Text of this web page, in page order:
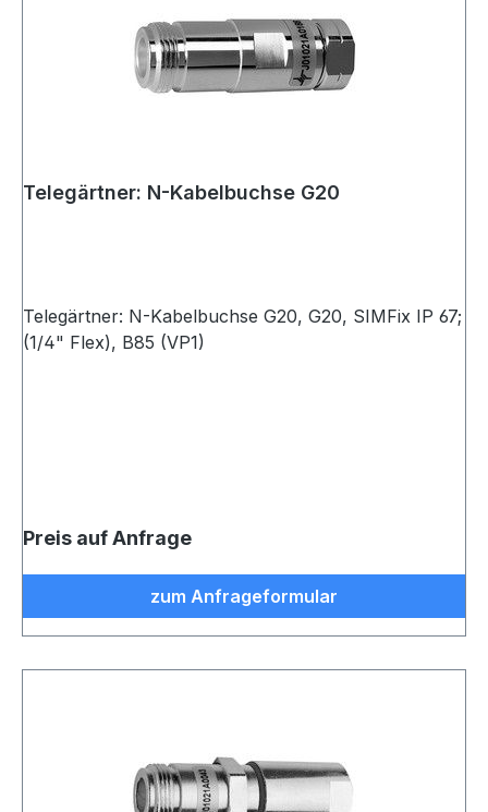
Telegärtner: N-Kabelbuchse G20
Telegärtner: N-Kabelbuchse G20, G20, SIMFix IP 67;
(1/4" Flex), B85 (VP1)
Preis auf Anfrage
zum Anfrageformular